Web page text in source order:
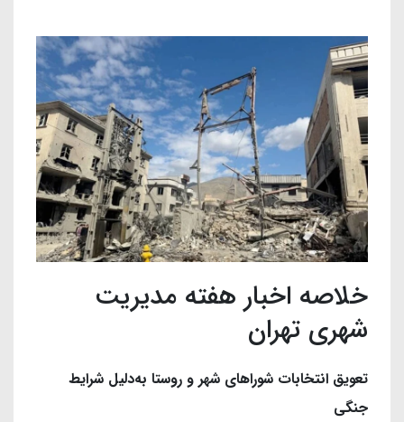
خلاصه اخبار هفته مدیریت
شهری تهران
تعویق انتخابات شوراهای شهر و روستا به‌دلیل شرایط
جنگی